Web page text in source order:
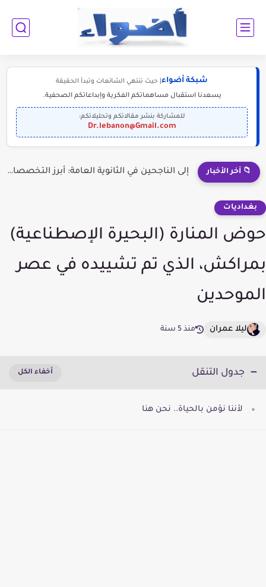
شبكة أضواء | حيث تنتهي الشائعات وتبدأ الحقيقة
يسعدنا استقبال مساهماتكم الفكرية وإبداعاتكم الصحفية.
للمشاركة بنشر مقالاتكم وتحليلاتكم:
Dr.lebanon@Gmail.com
📁 آخر الأخبار إلى الناجحين في الثانوية العامة: أبرز التخصصات المطلوبة للمستقبل (2030-2050)
بغداديات
حوض المنارة (البحيرة الإصطناعية)
بمراكش، الذي تم تشييده في عصر
الموحدين
ليلا عمران منذ 5 سنة
جدول التنقل
لأننا نؤمن بالحياة.. نحن هنا